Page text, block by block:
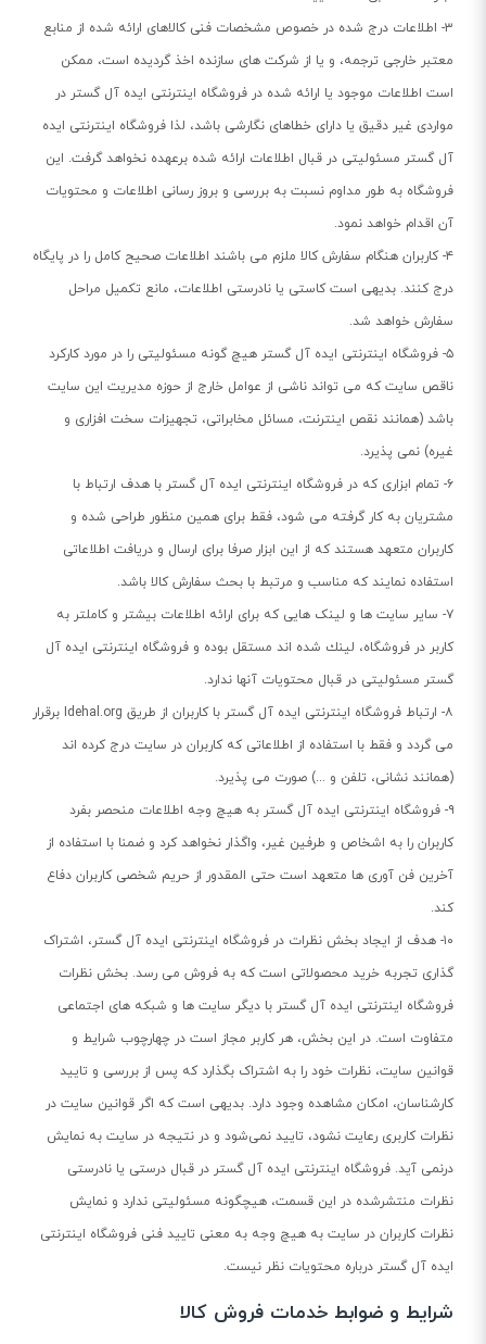
۳- اطلاعات درج شده در خصوص مشخصات فنی كالاهای ارائه شده از منابع
معتبر خارجی ترجمه، و یا از شركت های سازنده اخذ گردیده است، ممکن
است اطلاعات موجود یا ارائه شده در فروشگاه اینترنتی ایده آل گستر در
مواردی غیر دقیق یا دارای خطاهای نگارشی باشد، لذا فروشگاه اینترنتی ایده
آل گستر مسئولیتی در قبال اطلاعات ارائه شده برعهده نخواهد گرفت. این
فروشگاه به طور مداوم نسبت به بررسی و بروز رسانی اطلاعات و محتویات
آن اقدام خواهد نمود.
۴- كاربران هنگام سفارش كالا ملزم می باشند اطلاعات صحیح كامل را در پایگاه
درج کنند. بدیهی است کاستی یا نادرستی اطلاعات، مانع تکمیل مراحل
سفارش خواهد شد.
۵- فروشگاه اینترنتی ایده آل گستر هیچ گونه مسئولیتی را در مورد کارکرد
ناقص سایت که می تواند ناشی از عوامل خارج از حوزه مدیریت این سایت
باشد (همانند نقص اینترنت، مسائل مخابراتی، تجهیزات سخت افزاری و
غیره) نمی پذیرد.
۶- تمام ابزاری که در فروشگاه اینترنتی ایده آل گستر با هدف ارتباط با
مشتریان به کار گرفته می شود، فقط برای همین منظور طراحی شده و
كاربران متعهد هستند که از این ابزار صرفا برای ارسال و دریافت اطلاعاتی
استفاده نمایند که مناسب و مرتبط با بحث سفارش كالا باشد.
۷- سایر سایت ها و لینک هایی كه برای ارائه اطلاعات بیشتر و کاملتر به
كاربر در فروشگاه، لینك شده اند مستقل بوده و فروشگاه اینترنتی ایده آل
گستر مسئولیتی در قبال محتویات آنها ندارد.
۸- ارتباط فروشگاه اینترنتی ایده آل گستر با کاربران از طریق
Idehal.org برقرار
می گردد و فقط با استفاده از اطلاعاتی که کاربران در سایت درج کرده اند
(همانند نشانی، تلفن و ...) صورت می پذیرد.
۹- فروشگاه اینترنتی ایده آل گستر به هیچ وجه اطلاعات منحصر بفرد
کاربران را به اشخاص و طرفین غیر، واگذار نخواهد کرد و ضمنا با استفاده از
آخرین فن آوری ها متعهد است حتی المقدور از حریم شخصی کاربران دفاع
کند.
۱۰- هدف از ایجاد بخش نظرات در فروشگاه اینترنتی ایده آل گستر، اشتراک
گذاری تجربه خرید محصولاتی است که به فروش می رسد. بخش نظرات
فروشگاه اینترنتی ایده آل گستر با دیگر سایت ها و شبکه های اجتماعی
متفاوت است. در این بخش، هر کاربر مجاز است در چهارچوب شرایط و
قوانین سایت، نظرات خود را به اشتراک بگذارد که پس از بررسی و تایید
کارشناسان، امکان مشاهده وجود دارد. بدیهی است که اگر قوانین سایت در
نظرات کاربری رعایت نشود، تایید نمی‌شود و در نتیجه در سایت به نمایش
درنمی آید. فروشگاه اینترنتی ایده آل گستر در قبال درستی یا نادرستی
نظرات منتشرشده در این قسمت، هیچگونه مسئولیتی ندارد و نمایش
نظرات کاربران در سایت به هیچ وجه به معنی تایید فنی فروشگاه اینترنتی
ایده آل گستر درباره محتویات نظر نیست.
شرایط و ضوابط خدمات فروش کالا